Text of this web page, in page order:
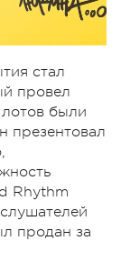
стал
провел
были
презентовал
Rhythm
продан за